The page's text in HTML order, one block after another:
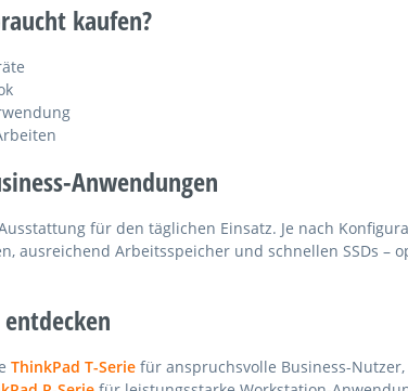
kaufen?
Anwendungen
für den täglichen Einsatz. Je nach
ausreichend Arbeitsspeicher und schnellen SSDs –
ThinkPad T-Seriefür anspruchsvolle Business-Nutzer,